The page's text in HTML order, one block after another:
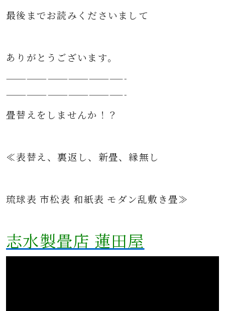
最後までお読みくださいまして
ありがとうございます。
—————————————————-
—————————————————-
畳替えをしませんか！？
≪表替え、裏返し、新畳、縁無し
琉球表 市松表 和紙表 モダン乱敷き畳≫
志水製畳店 蓮田屋